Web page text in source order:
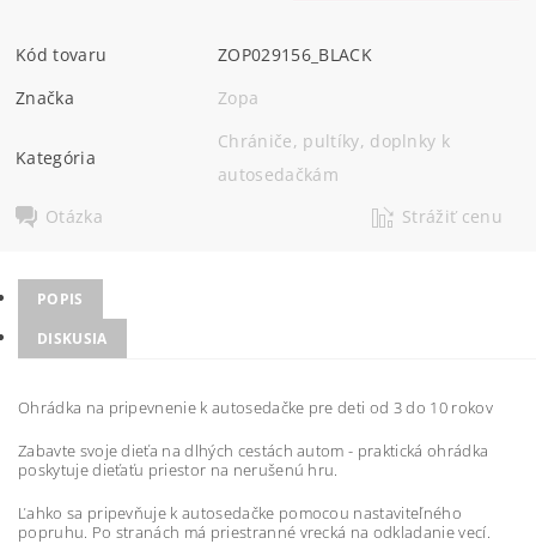
Kód tovaru
ZOP029156_BLACK
Značka
Zopa
Kategória
Chrániče, pultíky, doplnky k
autosedačkám
Otázka
Strážiť cenu
POPIS
DISKUSIA
Ohrádka na pripevnenie k autosedačke pre deti od 3 do 10 rokov
Zabavte svoje dieťa na dlhých cestách autom - praktická ohrádka
poskytuje dieťaťu priestor na nerušenú hru.
Ľahko sa pripevňuje k autosedačke pomocou nastaviteľného
popruhu. Po stranách má priestranné vrecká na odkladanie vecí.